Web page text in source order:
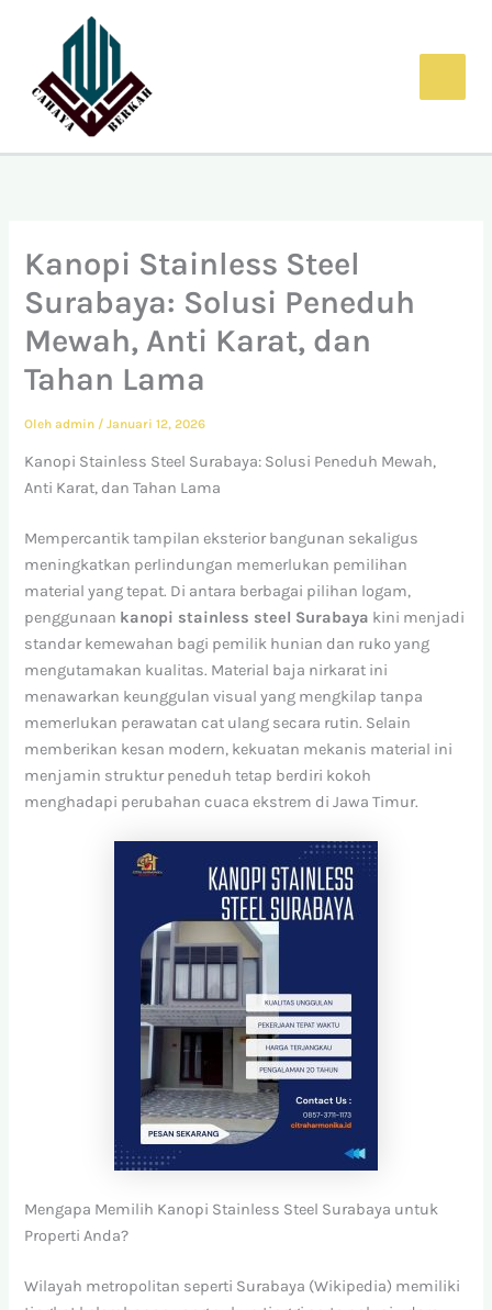
Kanopi Stainless Steel
Surabaya: Solusi Peneduh
Mewah, Anti Karat, dan
Tahan Lama
Olehadmin /Januari 12, 2026
Kanopi Stainless Steel Surabaya: Solusi Peneduh Mewah,
Anti Karat, dan Tahan Lama
Mempercantik tampilan eksterior bangunan sekaligus
meningkatkan perlindungan memerlukan pemilihan
material yang tepat. Di antara berbagai pilihan logam,
penggunaan kanopi stainless steel Surabaya kini menjadi
standar kemewahan bagi pemilik hunian dan ruko yang
mengutamakan kualitas. Material baja nirkarat ini
menawarkan keunggulan visual yang mengkilap tanpa
memerlukan perawatan cat ulang secara rutin. Selain
memberikan kesan modern, kekuatan mekanis material ini
menjamin struktur peneduh tetap berdiri kokoh
menghadapi perubahan cuaca ekstrem di Jawa Timur.
Mengapa Memilih Kanopi Stainless Steel Surabaya untuk
Properti Anda?
Wilayah metropolitan seperti Surabaya (Wikipedia) memiliki